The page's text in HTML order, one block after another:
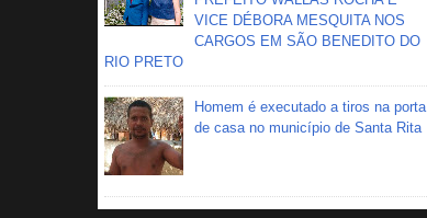
VICE DÉBORA MESQUITA NOS
CARGOS EM SÃO BENEDITO DO
RIO PRETO
Homem é executado a tiros na porta
de casa no município de Santa Rita